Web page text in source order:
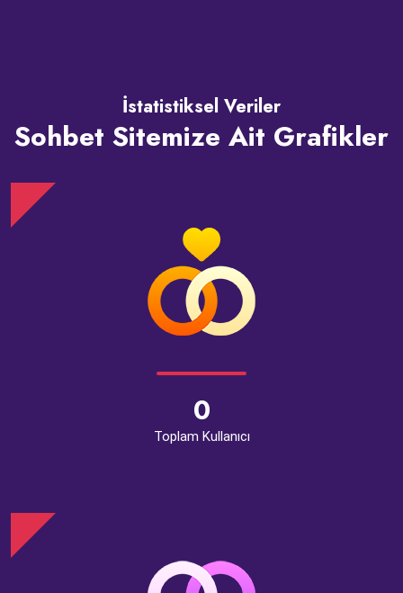
İstatistiksel Veriler
Sohbet Sitemize Ait Grafikler
0
Toplam Kullanıcı